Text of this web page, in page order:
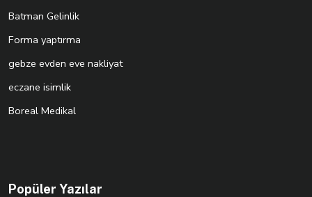
Batman Gelinlik
Forma yaptırma
gebze evden eve nakliyat
eczane isimlik
Boreal Medikal
Popüler Yazılar